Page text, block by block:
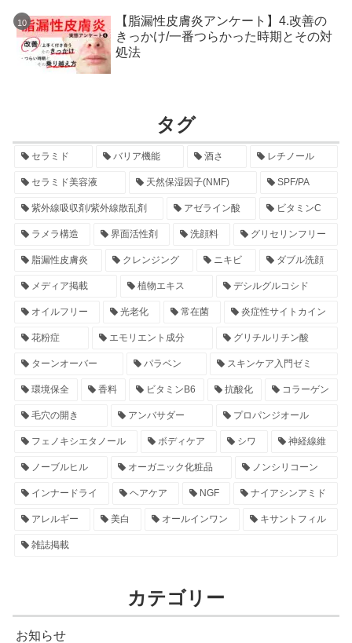
【脂漏性皮膚炎アンケート】4.改善の
きっかけ/一番つらかった時期とその対
処法
タグ
セラミド バリア機能 酒さ レチノール
セラミド美容液 天然保湿因子(NMF) SPF/PA
紫外線吸収剤/紫外線散乱剤 アゼライン酸 ビタミンC
ラメラ構造 界面活性剤 洗顔料 グリセリンフリー
脂漏性皮膚炎 クレンジング ニキビ ダブル洗顔
メディア掲載 植物エキス デシルグルコシド
オイルフリー 光老化 常在菌 炎症性サイトカイン
花粉症 エモリエント成分 グリチルリチン酸
ターンオーバー パラベン スキンケア入門ゼミ
環境保全 香料 ビタミンB6 抗酸化 コラーゲン
毛穴の開き アンバサダー プロパンジオール
フェノキシエタノール ボディケア シワ 神経線維
ノーブルヒル オーガニック化粧品 ノンシリコーン
インナードライ ヘアケア NGF ナイアシンアミド
アレルギー 美白 オールインワン キサントフィル
雑誌掲載
カテゴリー
お知らせ